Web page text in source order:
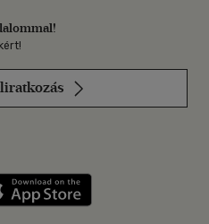
LinkedInen
Szerezd meg: Google